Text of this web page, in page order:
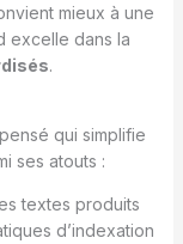
mieux à une
excelle dans la
.
qui simplifie
ses atouts :
textes produits
d’indexation